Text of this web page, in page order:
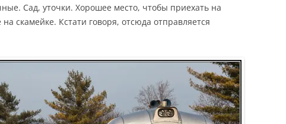
Сад, уточки. Хорошее место, чтобы приехать на
скамейке. Кстати говоря, отсюда отправляется